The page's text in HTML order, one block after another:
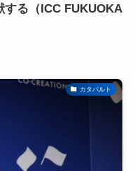
する（ICC FUKUOKA
カタパルト